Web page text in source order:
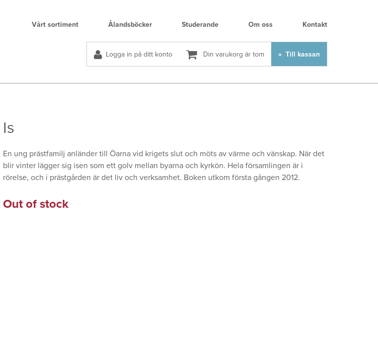
Vårt sortiment Ålandsböcker Studerande Om oss Kontakt
Logga in på ditt konto Din varukorg är tom Till kassan
Is
En ung prästfamilj anländer till Öarna vid krigets slut och möts av värme och vänskap. När det
blir vinter lägger sig isen som ett golv mellan byarna och kyrkön. Hela församlingen är i
rörelse, och i prästgården är det liv och verksamhet. Boken utkom första gången 2012.
Out of stock